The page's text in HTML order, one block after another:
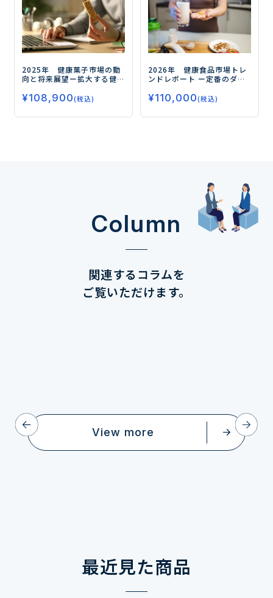
2025年 健康菓子市場の動
向と将来展望ー拡大する健
はー
¥108,900(税込)
2026年 健康食品市場トレ
ンドレポート ー定番のダイ
フェムケア、グミサプリまで
データで読み解く市場の未
来ー
¥110,000(税込)
Column
関連するコラムを
ご覧いただけます。
View more
最近見た商品